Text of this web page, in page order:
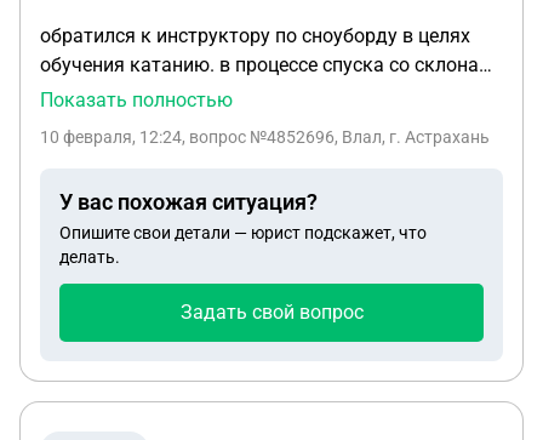
обратился к инструктору по сноуборду в целях
обучения катанию. в процессе спуска со склона
упал и повредил кисть на правой руке.
обращаться за помощью не стоит, хотя я сразу
день сделал рентген и выяснилось что перелом 2х
костей в кисти. несёт ли инструктор
ответственность за моё здоровье? могу ли я
потраченных на лечение и моральный ущерб?
Показать полностью
10 февраля, 12:24, вопрос №4852696, Влал, г. Астрахань
У вас похожая ситуация?
Опишите свои детали — юрист подскажет, что
делать.
Задать свой вопрос